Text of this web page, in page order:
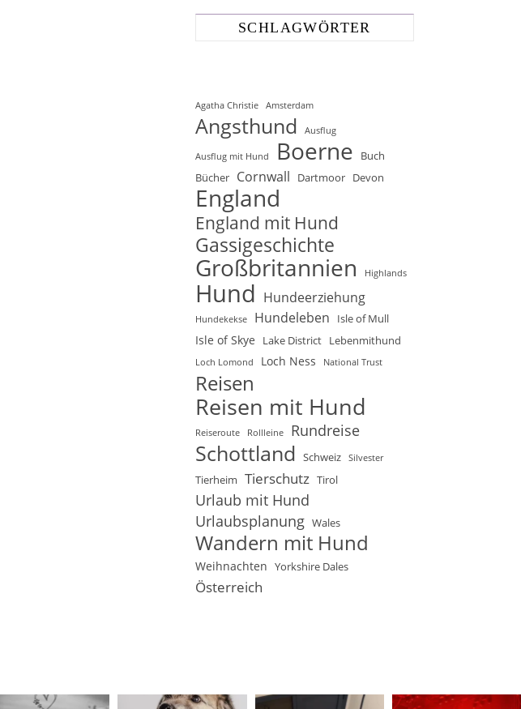
SCHLAGWÖRTER
Agatha Christie Amsterdam
Angsthund Ausflug
Ausflug mit Hund Boerne
Buch
Bücher Cornwall Dartmoor Devon
England
England mit Hund
Gassigeschichte
Großbritannien Highlands
Hund Hundeerziehung
Hundekekse Hundeleben Isle of Mull
Isle of Skye Lake District Lebenmithund
Loch Lomond Loch Ness National Trust
Reisen
Reisen mit Hund
Reiseroute Rollleine Rundreise
Schottland Schweiz Silvester
Tierheim Tierschutz Tirol
Urlaub mit Hund
Urlaubsplanung Wales
Wandern mit Hund
Weihnachten Yorkshire Dales
Österreich